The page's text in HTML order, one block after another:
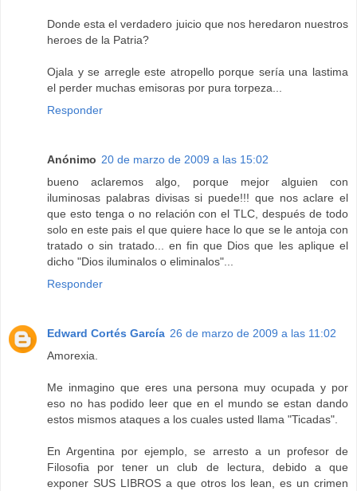
Donde esta el verdadero juicio que nos heredaron nuestros
heroes de la Patria?
Ojala y se arregle este atropello porque sería una lastima
el perder muchas emisoras por pura torpeza...
Responder
Anónimo 20 de marzo de 2009 a las 15:02
bueno aclaremos algo, porque mejor alguien con
iluminosas palabras divisas si puede!!! que nos aclare el
que esto tenga o no relación con el TLC, después de todo
solo en este pais el que quiere hace lo que se le antoja con
tratado o sin tratado... en fin que Dios que les aplique el
dicho "Dios iluminalos o eliminalos"...
Responder
Edward Cortés García 26 de marzo de 2009 a las 11:02
Amorexia.
Me inmagino que eres una persona muy ocupada y por
eso no has podido leer que en el mundo se estan dando
estos mismos ataques a los cuales usted llama "Ticadas".
En Argentina por ejemplo, se arresto a un profesor de
Filosofia por tener un club de lectura, debido a que
exponer SUS LIBROS a que otros los lean, es un crimen